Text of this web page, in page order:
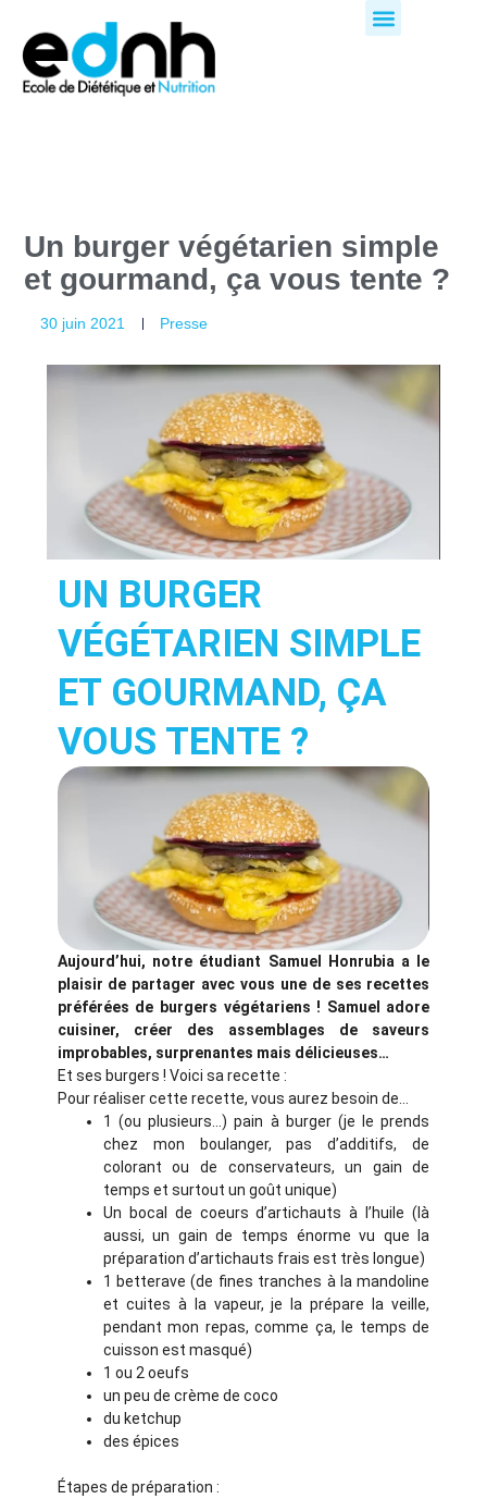
contenu
Un burger végétarien simple
et gourmand, ça vous tente ?
30 juin 2021 Presse
UN BURGER
VÉGÉTARIEN SIMPLE
ET GOURMAND, ÇA
VOUS TENTE ?
Aujourd’hui, notre étudiant Samuel Honrubia a le
plaisir de partager avec vous une de ses recettes
préférées de burgers végétariens ! Samuel adore
cuisiner, créer des assemblages de saveurs
improbables, surprenantes mais délicieuses…
Et ses burgers ! Voici sa recette :
Pour réaliser cette recette, vous aurez besoin de…
1 (ou plusieurs…) pain à burger (je le prends
chez mon boulanger, pas d’additifs, de
colorant ou de conservateurs, un gain de
temps et surtout un goût unique)
Un bocal de coeurs d’artichauts à l’huile (là
aussi, un gain de temps énorme vu que la
préparation d’artichauts frais est très longue)
1 betterave (de fines tranches à la mandoline
et cuites à la vapeur, je la prépare la veille,
pendant mon repas, comme ça, le temps de
cuisson est masqué)
1 ou 2 oeufs
un peu de crème de coco
du ketchup
des épices
Étapes de préparation :